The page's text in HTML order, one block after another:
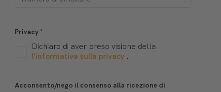
Privacy *
Dichiaro di aver preso visione della
l'informativa sulla privacy .
Acconsento/nego il consenso alla ricezione di